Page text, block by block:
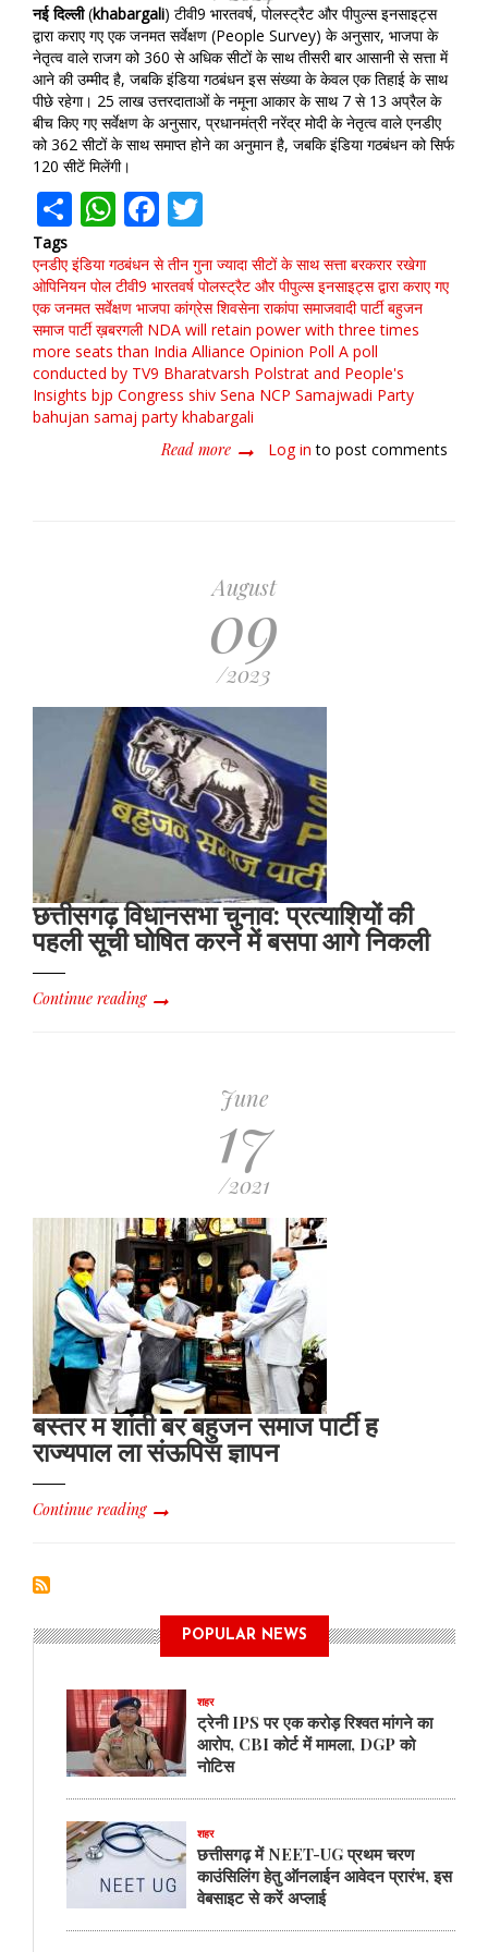
नई दिल्ली(khabargali) टीवी9 भारतवर्ष, पोलस्ट्रैट और पीपुल्स इनसाइट्स
द्वारा कराए गए एक जनमत सर्वेक्षण (People Survey) के अनुसार, भाजपा के
नेतृत्व वाले राजग को 360 से अधिक सीटों के साथ तीसरी बार आसानी से सत्ता में
आने की उम्मीद है, जबकि इंडिया गठबंधन इस संख्या के केवल एक तिहाई के साथ
पीछे रहेगा। 25 लाख उत्तरदाताओं के नमूना आकार के साथ 7 से 13 अप्रैल के
बीच किए गए सर्वेक्षण के अनुसार, प्रधानमंत्री नरेंद्र मोदी के नेतृत्व वाले एनडीए
को 362 सीटों के साथ समाप्त होने का अनुमान है, जबकि इंडिया गठबंधन को सिर्फ
120 सीटें मिलेंगी।
ShareWhatsApp
Facebook
Tags
एनडीए इंडिया गठबंधन से तीन गुना ज्‍यादा सीटों के साथ सत्ता बरकरार रखेगा
ओपिनियन पोल टीवी9 भारतवर्ष पोलस्ट्रैट और पीपुल्स इनसाइट्स द्वारा कराए गए
एक जनमत सर्वेक्षण भाजपा कांग्रेस शिवसेना राकांपा समाजवादी पार्टी बहुजन
समाज पार्टी ख़बरगली NDA will retain power with three times
more seats than India Alliance Opinion Poll A poll
conducted by TV9 Bharatvarsh Polstrat and People's
Insights bjp Congress shiv Sena NCP Samajwadi Party
bahujan samaj party khabargali
Read more about
गुना
ज्‍यादा
सीटों
के
साथ
सत्ता
बरकरार
रखेगा
:
ओपिनियन
पोल
Log in to post comments
August
09
/2023
छत्तीसगढ़ विधानसभा चुनाव: प्रत्याशियों की
पहली सूची घोषित करने में बसपा आगे निकली
Continue reading
June
17
/2021
बस्तर म शांती बर बहुजन समाज पार्टी ह
राज्यपाल ला संऊपिस ज्ञापन
Continue reading
POPULAR NEWS
शहर
ट्रेनी IPS पर एक करोड़ रिश्वत मांगने का
आरोप, CBI कोर्ट में मामला, DGP को
नोटिस
शहर
छत्तीसगढ़ में NEET-UG प्रथम चरण
काउंसिलिंग हेतु ऑनलाईन आवेदन प्रारंभ, इस
वेबसाइट से करें अप्लाई